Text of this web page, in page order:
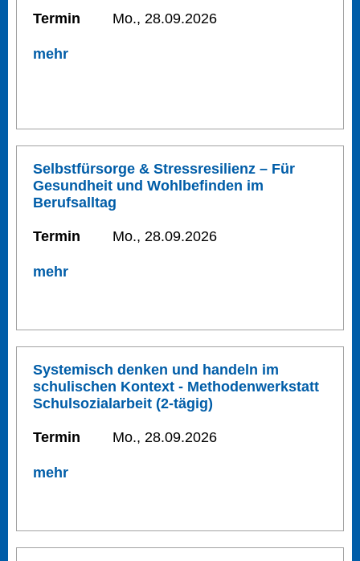
Termin Mo., 28.09.2026
mehr
Selbstfürsorge & Stressresilienz – Für
Gesundheit und Wohlbefinden im
Berufsalltag
Termin Mo., 28.09.2026
mehr
Systemisch denken und handeln im
schulischen Kontext - Methodenwerkstatt
Schulsozialarbeit (2-tägig)
Termin Mo., 28.09.2026
mehr